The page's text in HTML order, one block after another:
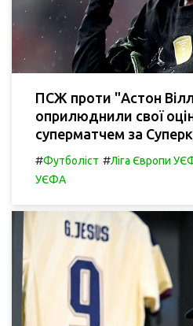
ПСЖ проти "Астон
оприлюднили свої
суперматчем за
#Футболіст #Ліга Європи
УЄФА